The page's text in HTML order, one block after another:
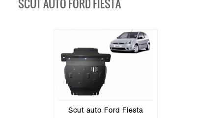
SCUT AUTO FORD FIESTA
Scut auto Ford Fiesta